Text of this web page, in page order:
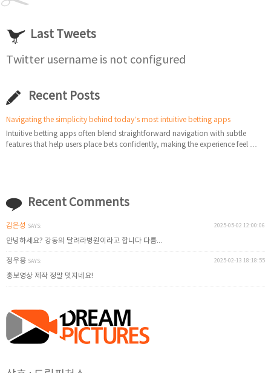
Last Tweets
Twitter username is not configured
Recent Posts
Navigating the simplicity behind today’s most intuitive betting apps
Intuitive betting apps often blend straightforward navigation with subtle
features that help users place bets confidently, making the experience feel …
Recent Comments
김은성 SAYS: 2025-05-02 12:00:06
안녕하세요? 강동의 달려라병원이라고 합니다 다름...
정우용 SAYS: 2025-02-13 18:18:55
홍보영상 제작 정말 멋지네요!